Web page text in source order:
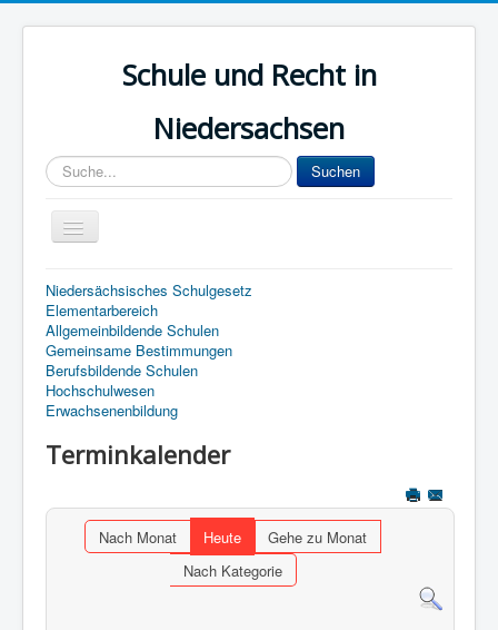
Schule und Recht in
Niedersachsen
Sucheingabe Suchen
Navigation
an/aus
Start
Lehrer
Dienstrecht
Elternrecht
Archiv
Anmelden
Aktuelle Seite: Startseite
Niedersächsisches Schulgesetz
Elementarbereich
Allgemeinbildende Schulen
Gemeinsame Bestimmungen
Berufsbildende Schulen
Hochschulwesen
Erwachsenenbildung
Terminkalender
Nach Monat Heute
Gehe zu Monat
Nach Kategorie